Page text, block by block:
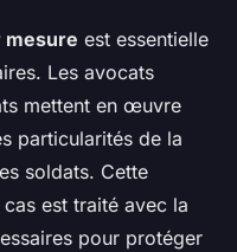
mesure est essentielle
Les avocats
mettent en œuvre
particularités de la
soldats. Cette
est traité avec la
pour protéger